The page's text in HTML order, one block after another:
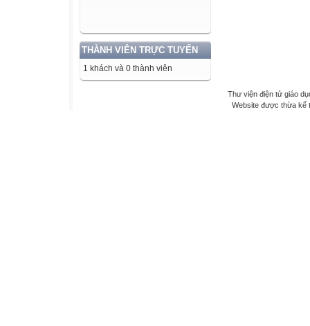
THÀNH VIÊN TRỰC TUYẾN
1 khách và 0 thành viên
Thư viện điện tử giáo
Website được thừa kế